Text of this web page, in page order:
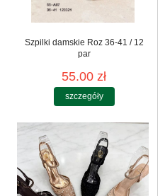
Szpilki damskie Roz 36-41 / 12
par
55.00 zł
szczegóły